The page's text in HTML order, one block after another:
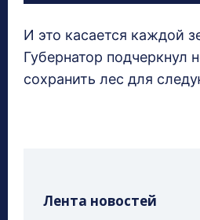
И это касается каждой
Губернатор подчеркнул
сохранить лес для
Лента новостей